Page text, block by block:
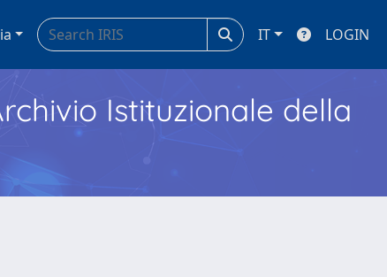
IT LOGIN
Istituzionale della